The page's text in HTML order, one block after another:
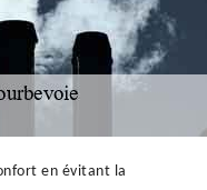
en évitant la